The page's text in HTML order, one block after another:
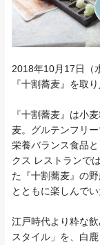
2018年10月17日（
『十割蕎麦』を取
『十割蕎麦』は小
麦。グルテンフリ
栄養バランス食品
クス レストランで
た『十割蕎麦』の
とともに楽しんで
江戸時代より粋な
スタイル」を、白